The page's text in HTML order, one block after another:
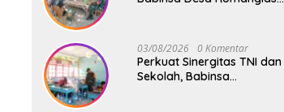
Kesehatan
03/08/2026 0 Komentar
Perkuat Sinergitas TNI dan
Sekolah, Babinsa